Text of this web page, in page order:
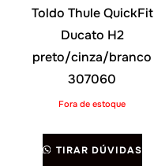
Toldo Thule QuickFit
Ducato H2
preto/cinza/branco
307060
Fora de estoque
TIRAR DÚVIDAS